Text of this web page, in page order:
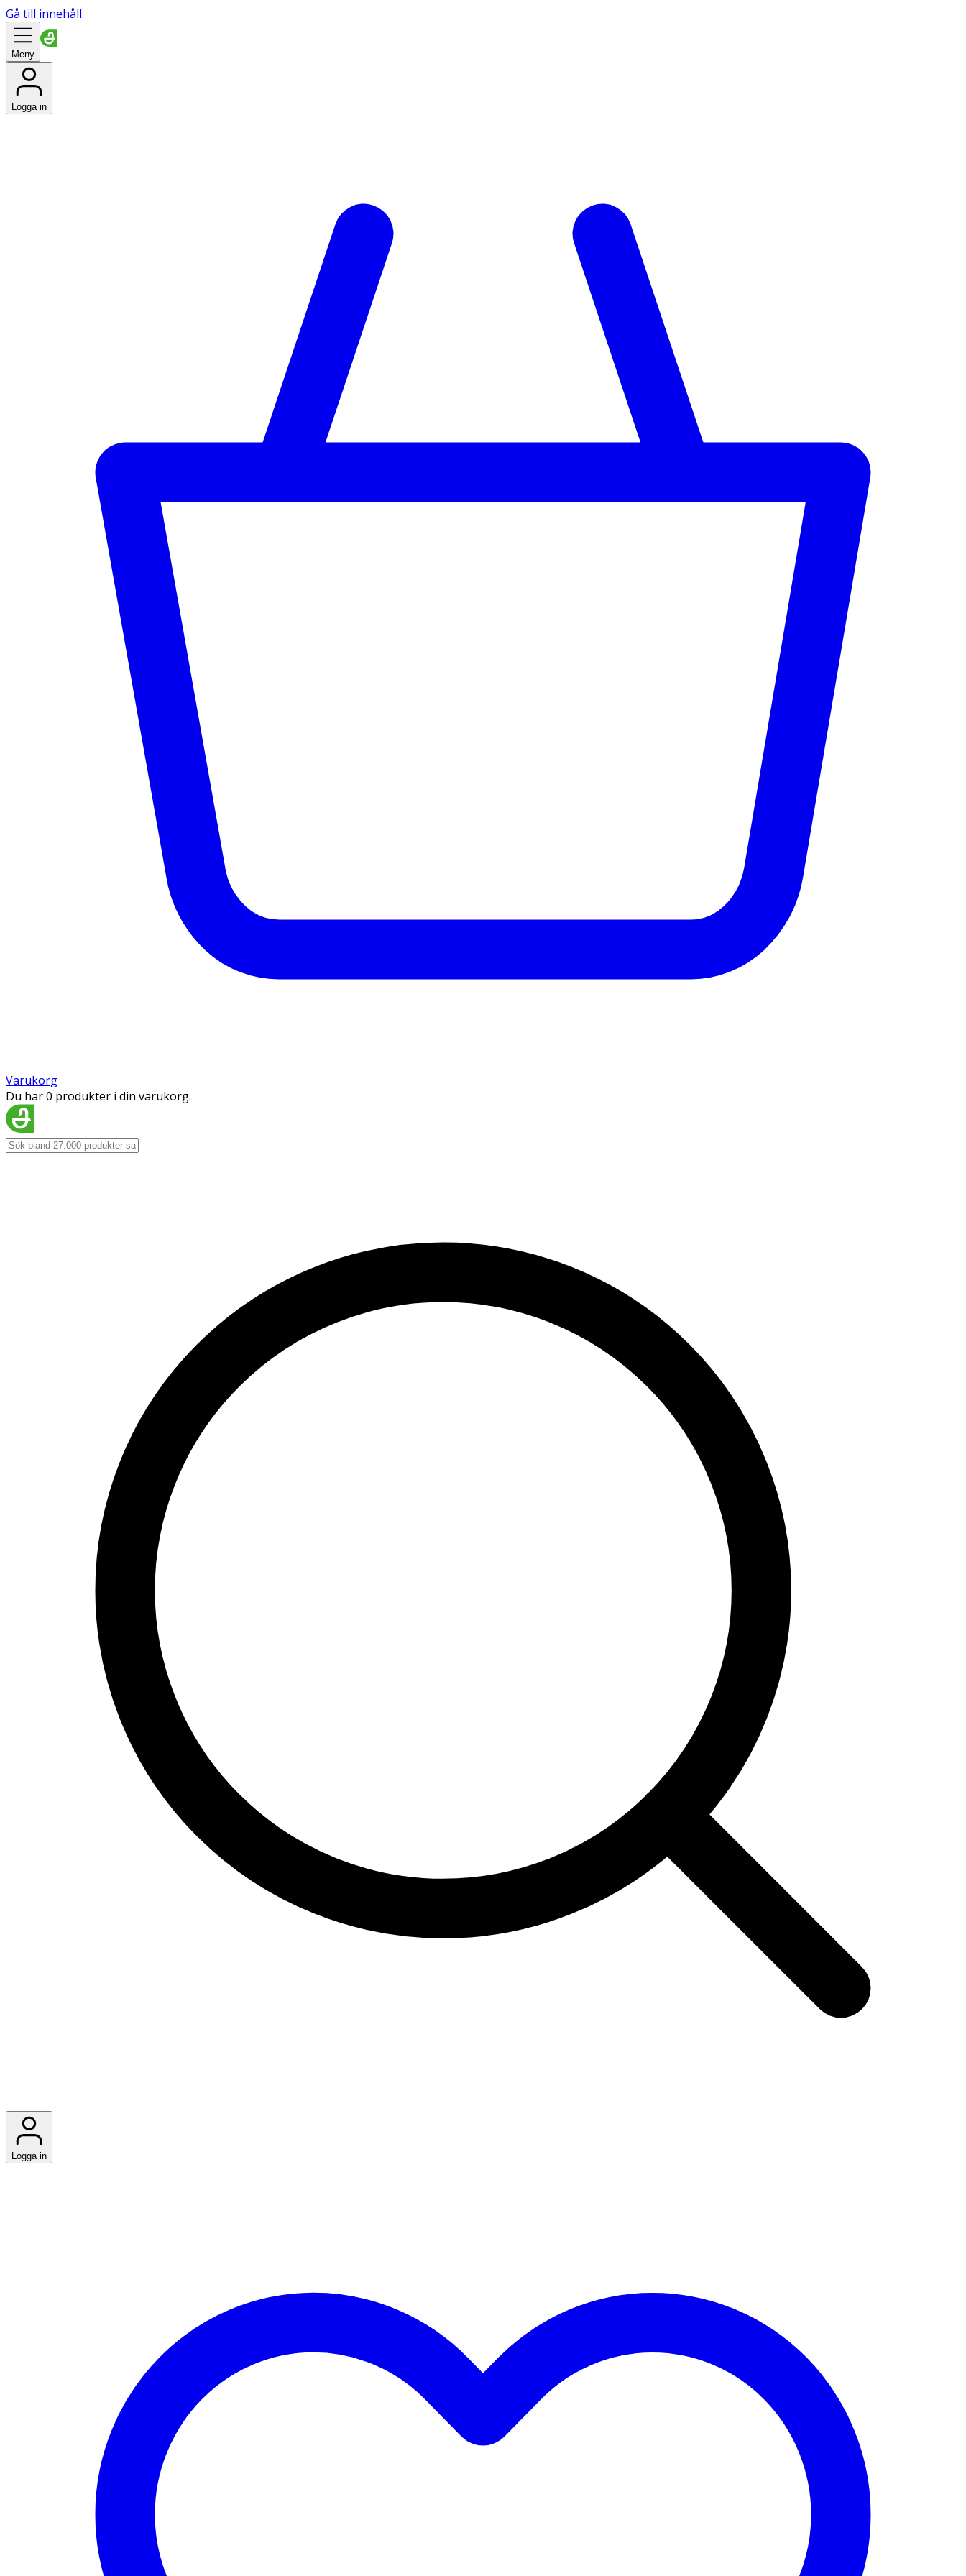
Gå till innehåll
Meny
Logga in
Varukorg
Du har 0 produkter i din varukorg.
Logga in